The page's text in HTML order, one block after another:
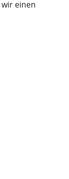
einen